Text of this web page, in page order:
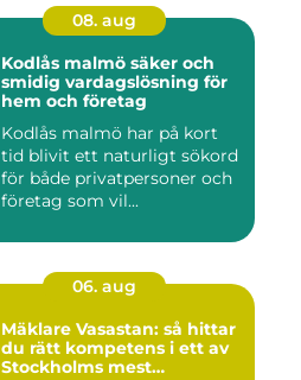
08. aug
Kodlås malmö säker och
smidig vardagslösning för
hem och företag
Kodlås malmö har på kort
tid blivit ett naturligt sökord
för både privatpersoner och
företag som vil...
06. aug
Mäklare Vasastan: så hittar
du rätt kompetens i ett av
Stockholms mest